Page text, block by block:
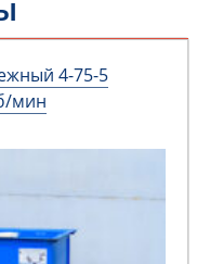
4-75-5
мин